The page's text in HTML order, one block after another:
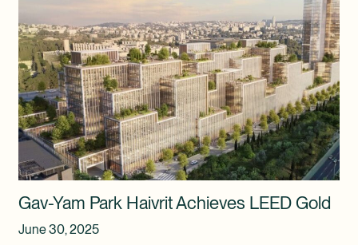
Gav-Yam Park Haivrit Achieves LEED Gold
June 30, 2025